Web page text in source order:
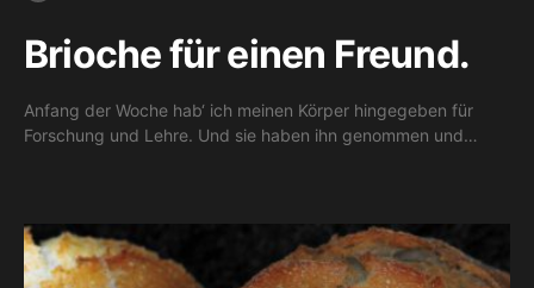
Brioche für einen Freund.
Anfang der Woche hab‘ ich meinen Körper hingegeben für
Forschung und Lehre. Und sie haben ihn genommen und…